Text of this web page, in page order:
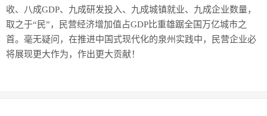
收、八成GDP、九成研发投入、九成城镇就业、九成企业数量，
取之于“民”，民营经济增加值占GDP比重雄踞全国万亿城市之
首。毫无疑问，在推进中国式现代化的泉州实践中，民营企业必
将展现更大作为，作出更大贡献！